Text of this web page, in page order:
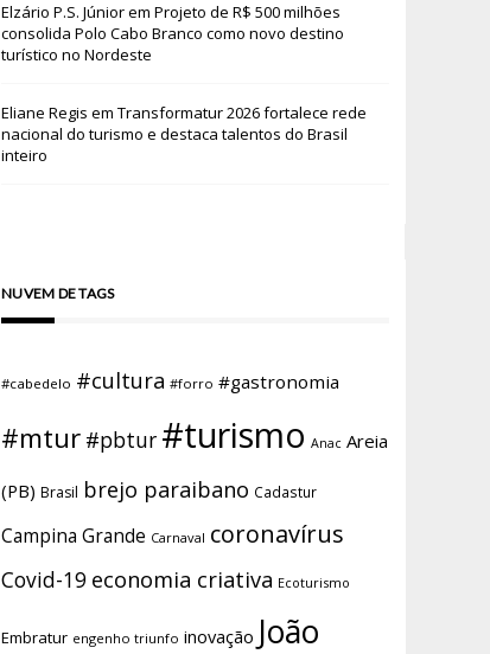
Elzário P.S. Júniorem Projeto de R$ 500 milhões
consolida Polo Cabo Branco como novo destino
turístico no Nordeste
Eliane Regis em Transformatur 2026 fortalece rede
nacional do turismo e destaca talentos do Brasil
inteiro
NUVEM DE TAGS
#cabedelo #cultura #forro #gastronomia
#mtur #pbtur #turismo Anac Areia
(PB) Brasil brejo paraibano Cadastur
Campina Grande Carnaval coronavírus
Covid-19 economia criativa Ecoturismo
Embratur engenho triunfo inovação João